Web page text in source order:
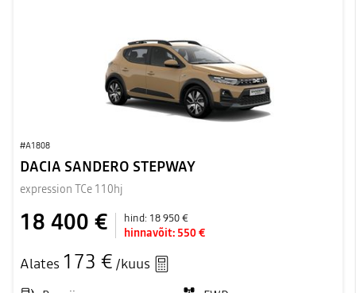
#A1808
DACIA SANDERO STEPWAY
expression TCe 110hj
18 400 € hind: 18 950 €
hinnavõit: 550 €
Alates 173 € /kuus